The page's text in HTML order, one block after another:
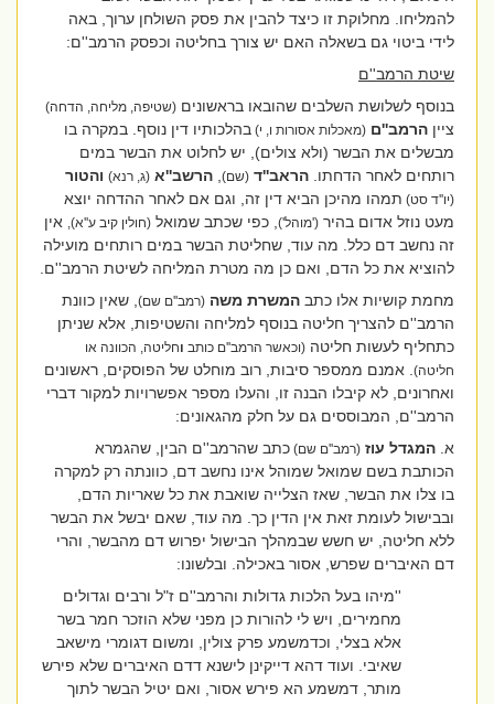
להמליחו. מחלוקת זו כיצד להבין את פסק השולחן ערוך, באה
לידי ביטוי גם בשאלה האם יש צורך בחליטה וכפסק הרמב''ם:
שיטת הרמב''ם
בנוסף לשלושת השלבים שהובאו בראשונים(שטיפה, מליחה, הדחה)
צייןהרמב''ם (מאכלות אסורות ו, י) בהלכותיו דין נוסף. במקרה בו
מבשלים את הבשר (ולא צולים), יש לחלוט את הבשר במים
רותחים לאחר הדחתו.הראב''ד(שם),הרשב''א(ג, רנא)והטור
(יו''ד סט)תמהו מהיכן הביא דין זה, וגם אם לאחר ההדחה יוצא
מעט נוזל אדום בהיר('מוהל'), כפי שכתב שמואל(חולין קיב ע''א),אין
זה נחשב דם כלל. מה עוד, שחליטת הבשר במים רותחים מועילה
להוציא את כל הדם, ואם כן מה מטרת המליחה לשיטת הרמב''ם.
מחמת קושיות אלו כתבהמשרת משה (רמב''ם שם), שאין כוונת
הרמב''ם להצריך חליטה בנוסף למליחה והשטיפות, אלא שניתן
כתחליף לעשות חליטה(וכאשר הרמב''ם כותבוחליטה, הכוונה או
חליטה). אמנם ממספר סיבות, רוב מוחלט של הפוסקים, ראשונים
ואחרונים, לא קיבלו הבנה זו, והעלו מספר אפשרויות למקור דברי
הרמב''ם, המבוססים גם על חלק מהגאונים:
א.המגדל עוז (רמב''ם שם)כתב שהרמב''ם הבין, שהגמרא
הכותבת בשם שמואל שמוהל אינו נחשב דם, כוונתה רק למקרה
בו צלו את הבשר, שאז הצלייה שואבת את כל שאריות הדם,
ובבישול לעומת זאת אין הדין כך. מה עוד, שאם יבשל את הבשר
ללא חליטה, יש חשש שבמהלך הבישול יפרוש דם מהבשר, והרי
דם האיברים שפרש, אסור באכילה. ובלשונו:
''מיהו בעל הלכות גדולות והרמב''ם ז"ל ורבים וגדולים
מחמירים, ויש לי להורות כן מפני שלא הוזכר חמר בשר
אלא בצלי, וכדמשמע פרק צולין, ומשום דגומרי מישאב
שאיבי. ועוד דהא דייקינן לישנא דדם האיברים שלא פירש
מותר, דמשמע הא פירש אסור, ואם יטיל הבשר לתוך